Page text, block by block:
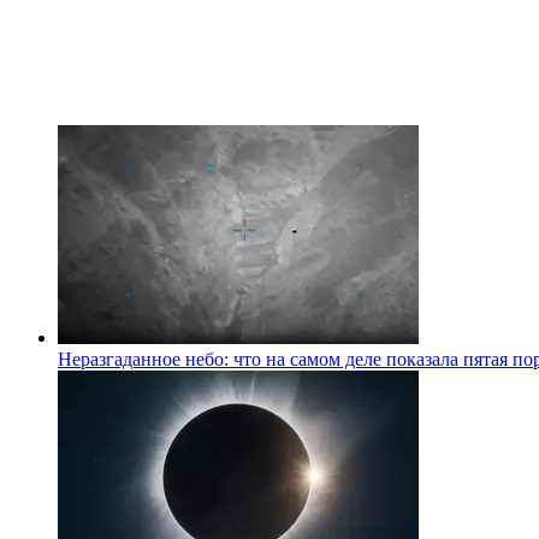
Неразгаданное небо: что на самом деле показала пятая